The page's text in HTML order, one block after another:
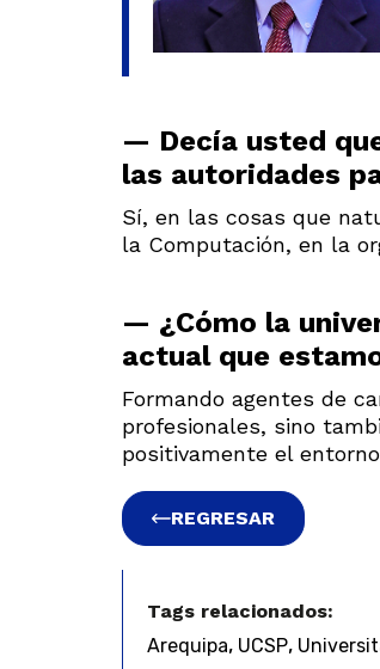
— Decía usted
las autoridades
Sí, en las cosas que
la Computación, en la
— ¿Cómo la
actual que
Formando agentes de
profesionales, sino
positivamente el
REGRESAR
Tags relacionados:
Arequipa, UCSP,